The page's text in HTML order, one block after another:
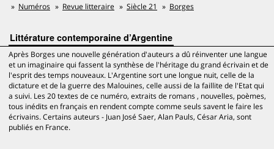
Numéros Revue litteraire Siècle 21 Borges
Littérature contemporaine d’Argentine
Après Borges une nouvelle génération d'auteurs a dû réinventer une langue
et un imaginaire qui fassent la synthèse de l'héritage du grand écrivain et de
l'esprit des temps nouveaux. L'Argentine sort une longue nuit, celle de la
dictature et de la guerre des Malouines, celle aussi de la faillite de l'Etat qui
a suivi. Les 20 textes de ce numéro, extraits de romans , nouvelles, poèmes,
tous inédits en français en rendent compte comme seuls savent le faire les
écrivains. Certains auteurs - Juan José Saer, Alan Pauls, César Aria, sont
publiés en France.